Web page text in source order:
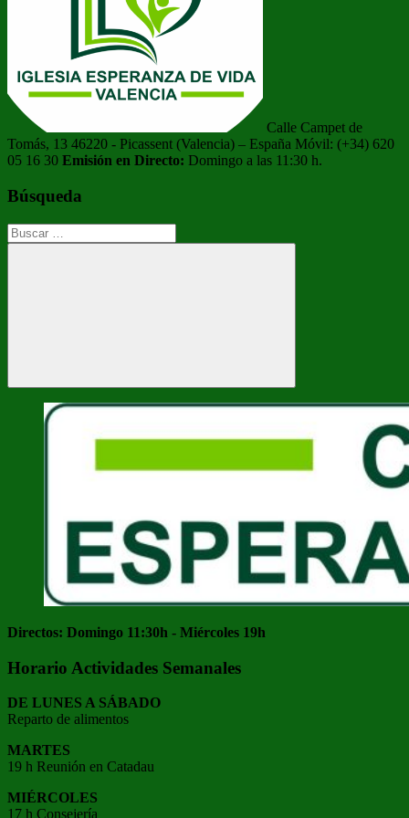
Calle Campet de
Tomás, 13 46220 - Picassent (Valencia) – España Móvil: (+34) 620
05 16 30 Emisión en Directo: Domingo a las 11:30 h.
Búsqueda
Buscar:
Buscar
Directos: Domingo 11:30h - Miércoles 19h
Horario Actividades Semanales
DE LUNES A SÁBADO
Reparto de alimentos
MARTES
19 h Reunión en Catadau
MIÉRCOLES
17 h Consejería